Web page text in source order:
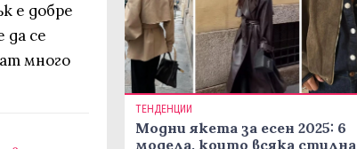
е добре
да се
много
ТЕНДЕНЦИИ
Модни якета за есен 2025: 6
модела, които всяка стилна